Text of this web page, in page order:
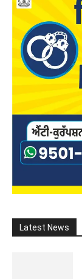
Latest News